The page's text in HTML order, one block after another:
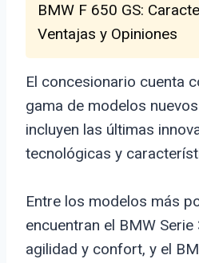
BMW F 650 GS:
Ventajas y Opiniones
El concesionario cuenta
gama de modelos
incluyen las últimas
tecnológicas y
Entre los modelos más
encuentran el BMW
agilidad y confort, y el